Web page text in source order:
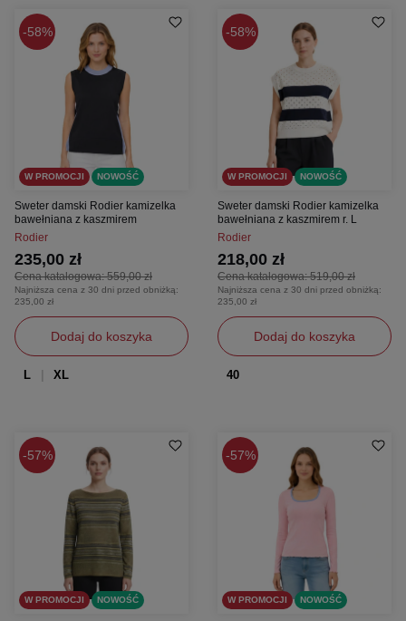
58%
W PROMOCJI NOWOŚĆ
Sweter damski Rodier kamizelka
bawełniana z kaszmirem
Rodier
Cena katalogowa:559,00 zł
235,00 zł
Najniższa cena z 30 dni przed obniżką:
235,00 zł
Dodaj do koszyka
L XL
58%
W PROMOCJI NOWOŚĆ
Sweter damski Rodier kamizelka
bawełniana z kaszmirem r. L
Rodier
Cena katalogowa:519,00 zł
218,00 zł
Najniższa cena z 30 dni przed obniżką:
235,00 zł
Dodaj do koszyka
40
57%
W PROMOCJI NOWOŚĆ
57%
W PROMOCJI NOWOŚĆ